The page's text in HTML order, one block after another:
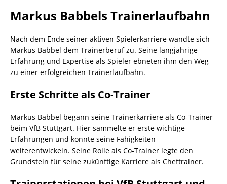
Markus Babbels Trainerlaufbahn
Nach dem Ende seiner aktiven Spielerkarriere wandte sich
Markus Babbel dem Trainerberuf zu. Seine langjährige
Erfahrung und Expertise als Spieler ebneten ihm den Weg
zu einer erfolgreichen Trainerlaufbahn.
Erste Schritte als Co-Trainer
Markus Babbel begann seine Trainerkarriere als Co-Trainer
beim VfB Stuttgart. Hier sammelte er erste wichtige
Erfahrungen und konnte seine Fähigkeiten
weiterentwickeln. Seine Rolle als Co-Trainer legte den
Grundstein für seine zukünftige Karriere als Cheftrainer.